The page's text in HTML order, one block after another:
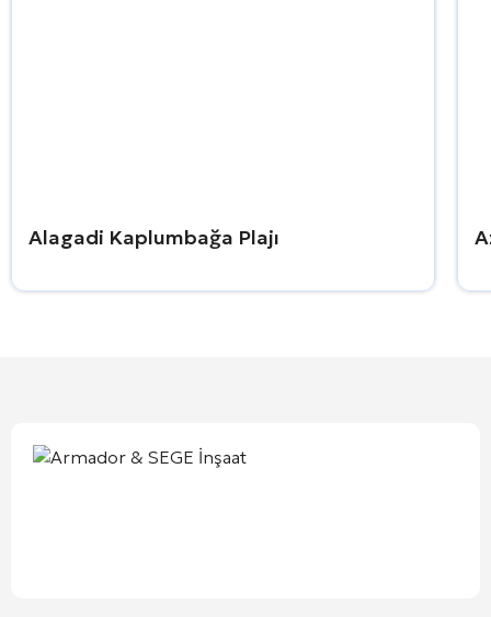
Alagadi Kaplumbağa Plajı